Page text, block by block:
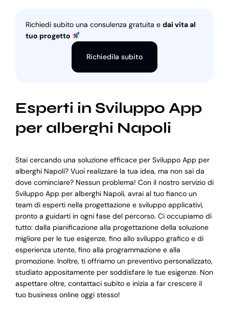
Richiedi subito una consulenza gratuita e dai vita al
tuo progetto
Richiedila subito
Esperti in Sviluppo App
per alberghi Napoli
Stai cercando una soluzione efficace per Sviluppo App per
alberghi Napoli? Vuoi realizzare la tua idea, ma non sai da
dove cominciare? Nessun problema! Con il nostro servizio di
Sviluppo App per alberghi Napoli, avrai al tuo fianco un
team di esperti nella progettazione e sviluppo applicativi,
pronto a guidarti in ogni fase del percorso. Ci occupiamo di
tutto: dalla pianificazione alla progettazione della soluzione
migliore per le tue esigenze, fino allo sviluppo grafico e di
esperienza utente, fino alla programmazione e alla
promozione. Inoltre, ti offriamo un preventivo personalizzato,
studiato appositamente per soddisfare le tue esigenze. Non
aspettare oltre, contattaci subito e inizia a far crescere il
tuo business online oggi stesso!